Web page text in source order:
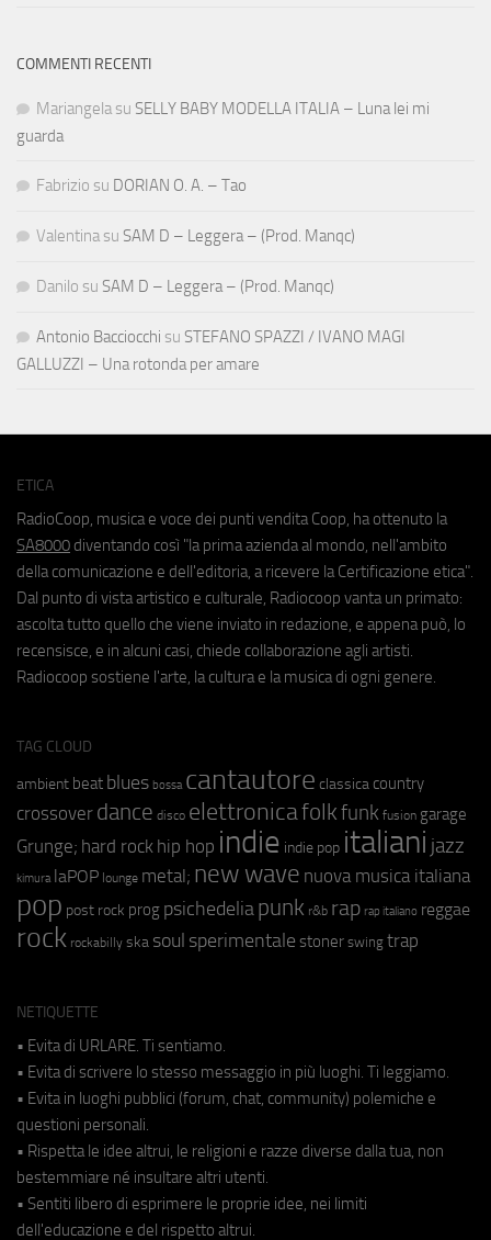
COMMENTI RECENTI
Mariangela su SELLY BABY MODELLA ITALIA – Luna lei mi
guarda
Fabrizio su DORIAN O. A. – Tao
Valentina su SAM D – Leggera – (Prod. Manqc)
Danilo su SAM D – Leggera – (Prod. Manqc)
Antonio Bacciocchi su STEFANO SPAZZI / IVANO MAGI
GALLUZZI – Una rotonda per amare
ETICA
RadioCoop, musica e voce dei punti vendita Coop, ha ottenuto la
SA8000 diventando così "la prima azienda al mondo, nell'ambito
della comunicazione e dell'editoria, a ricevere la Certificazione etica".
Dal punto di vista artistico e culturale, Radiocoop vanta un primato:
ascolta tutto quello che viene inviato in redazione, e appena può, lo
recensisce, e in alcuni casi, chiede collaborazione agli artisti.
Radiocoop sostiene l'arte, la cultura e la musica di ogni genere.
TAG CLOUD
ambient beat blues bossa cantautore classica country
crossover dance disco elettronicafolkfunk fusion garage
Grunge; hard rock hip hop indie indie pop italiani jazz
kimura laPOP lounge metal; new wave nuova musica italiana
pop post rock prog psichedeliapunk r&b rap rap italiano reggae
rock rockabilly ska soul sperimentale stoner swing trap
NETIQUETTE
• Evita di URLARE. Ti sentiamo.
• Evita di scrivere lo stesso messaggio in più luoghi. Ti leggiamo.
• Evita in luoghi pubblici (forum, chat, community) polemiche e
questioni personali.
• Rispetta le idee altrui, le religioni e razze diverse dalla tua, non
bestemmiare né insultare altri utenti.
• Sentiti libero di esprimere le proprie idee, nei limiti
dell'educazione e del rispetto altrui.